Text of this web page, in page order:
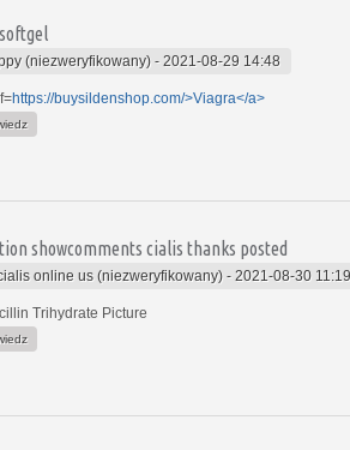
(niezweryfikowany) - 2021-08-29 14:48
https://buysildenshop.com/>Viagra</a>
showcomments cialis thanks posted
online us (niezweryfikowany) - 2021-08-30 11:19
Trihydrate Picture